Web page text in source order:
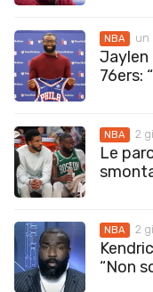
NBA un
Jaylen
76ers:
NBA 2
Le
NBA 2
“Non